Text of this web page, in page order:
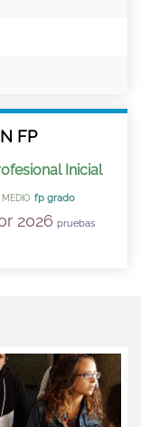
FP
Inicial
fp grado
2026 pruebas